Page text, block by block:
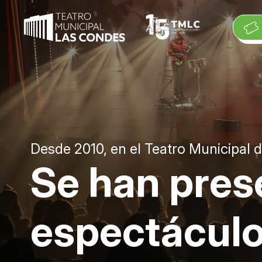
Cartelera
Exposiciones
Eventos suspendidos
Desde 2010, en el Teatro Municipal
Se han presentado 962 espectáculos
Se han
esp|